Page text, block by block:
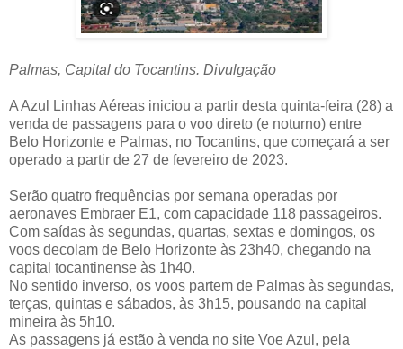
Palmas, Capital do Tocantins. Divulgação
A Azul Linhas Aéreas iniciou a partir desta quinta-feira (28) a
venda de passagens para o voo direto (e noturno) entre
Belo Horizonte e Palmas, no Tocantins, que começará a ser
operado a partir de 27 de fevereiro de 2023.
Serão quatro frequências por semana operadas por
aeronaves Embraer E1, com capacidade 118 passageiros.
Com saídas às segundas, quartas, sextas e domingos, os
voos decolam de Belo Horizonte às 23h40, chegando na
capital tocantinense às 1h40.
No sentido inverso, os voos partem de Palmas às segundas,
terças, quintas e sábados, às 3h15, pousando na capital
mineira às 5h10.
As passagens já estão à venda no site Voe Azul, pela